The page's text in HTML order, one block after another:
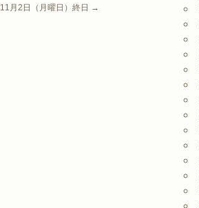
11月2日（月曜日）終日 →